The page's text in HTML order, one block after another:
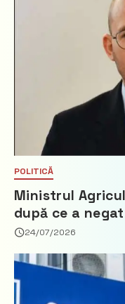
POLITICĂ
Ministrul
după ce a
Partidul
24/07/2026